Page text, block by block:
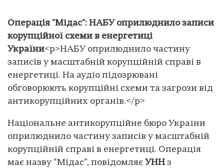
Операція "Мідас": НАБУ оприлюднило записи
корупційної схеми в енергетиці
України<p>НАБУ оприлюднило частину
записів у масштабній корупційній справі в
енергетиці. На аудіо підозрювані
обговорюють корупційні схеми та загрози від
антикорупційних органів.</p>
Національне антикорупційне бюро України
оприлюднило частину записів у масштабній
корупційній справі в енергетиці. Операція
має назву “Мідас”, повідомляє УНН з